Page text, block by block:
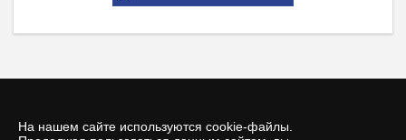
На нашем сайте используются cookie-файлы.